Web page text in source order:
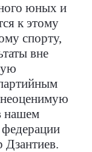
юных и
к этому
спорту,
вне
нашем
федерации
Дзантиев.